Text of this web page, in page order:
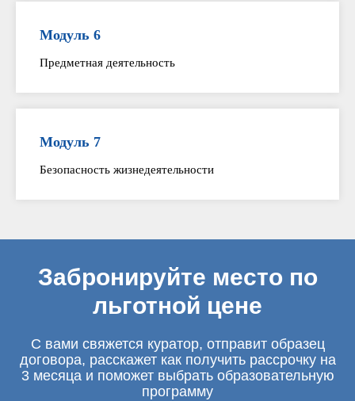
Модуль 6
Предметная деятельность
Модуль 7
Безопасность жизнедеятельности
Забронируйте место по
льготной цене
С вами свяжется куратор, отправит образец
договора, расскажет как получить рассрочку на
3 месяца и поможет выбрать образовательную
программу